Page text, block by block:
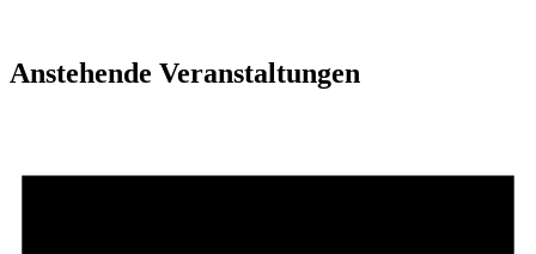
Anstehende Veranstaltungen